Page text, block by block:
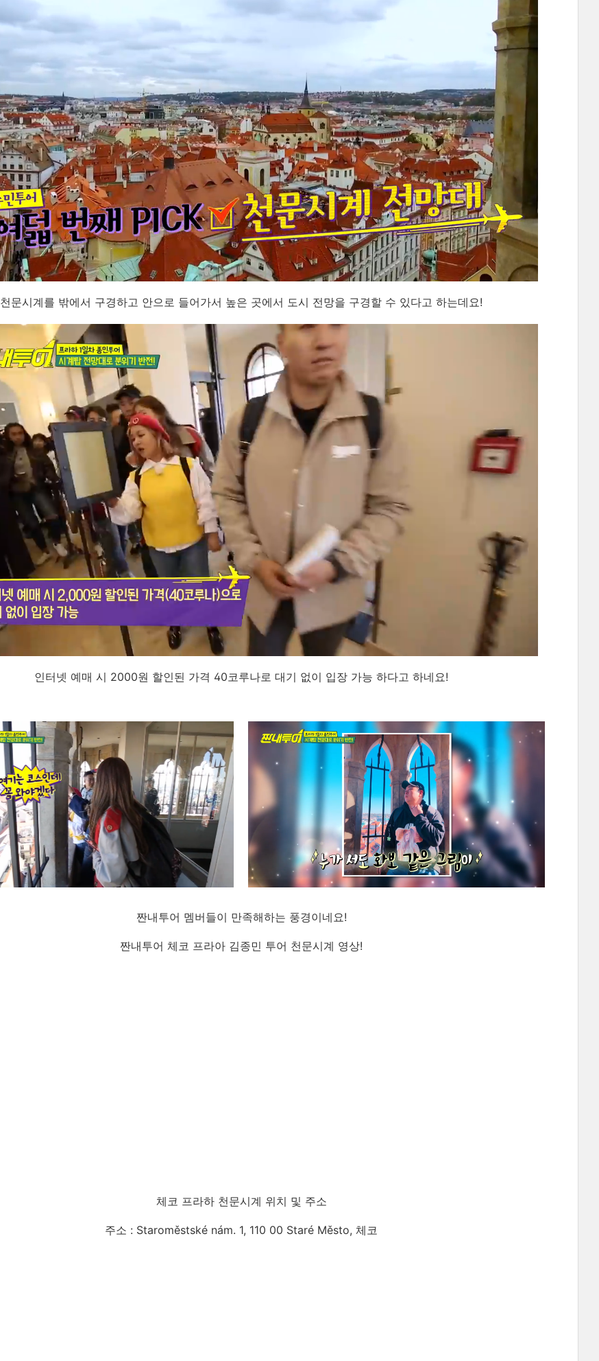
천문시계를 밖에서 구경하고 안으로 들어가서 높은 곳에서 도시 전망을 구경할 수 있다고 하는데요!
인터넷 예매 시 2000원 할인된 가격 40코루나로 대기 없이 입장 가능 하다고 하네요!
짠내투어 멤버들이 만족해하는 풍경이네요!
짠내투어 체코 프라아 김종민 투어 천문시계 영상!
체코 프라하 천문시계 위치 및 주소
주소 : Staroměstské nám. 1, 110 00 Staré Město, 체코